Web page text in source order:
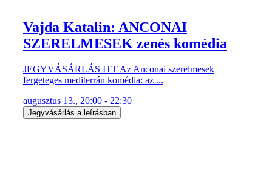
Vajda Katalin: ANCONAI
SZERELMESEK zenés komédia
JEGYVÁSÁRLÁS ITT Az Anconai szerelmesek
fergeteges mediterrán komédia: az ...
augusztus 13., 20:00 - 22:30
Jegyvásárlás a leírásban